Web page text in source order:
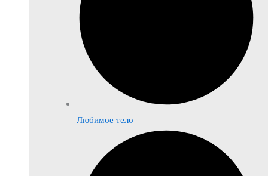
Любимое тело